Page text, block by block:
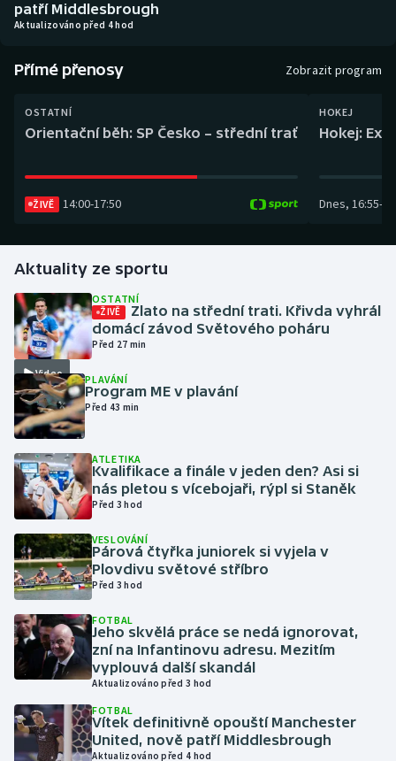
Boby a skeleton
Box
Curling
Golf
Gymnastika
Házená
Jezdectví
Judo
Krasobruslení
Lyže a snowboard
Moderní pětiboj
Motorsport
Parasport
AZ kvíz
patří Middlesbrough
Aktualizováno před 4 hod
Přímé přenosy Zobrazit program
OSTATNÍ
Orientační běh: SP Česko – střední trať
ŽIVĚ 14:00-17:50
HOKEJ
Hokej:
Dnes, 16:55-
Aktuality ze sportu
Video
OSTATNÍ
ŽIVĚ
Zlato na střední trati. Křivda vyhrál
domácí závod Světového poháru
Před 27 min
PLAVÁNÍ
Program ME v plavání
Před 43 min
ATLETIKA
Kvalifikace a finále v jeden den? Asi si
nás pletou s vícebojaři, rýpl si Staněk
Před 3 hod
VESLOVÁNÍ
Párová čtyřka juniorek si vyjela v
Plovdivu světové stříbro
Před 3 hod
FOTBAL
Jeho skvělá práce se nedá ignorovat,
zní na Infantinovu adresu. Mezitím
vyplouvá další skandál
Aktualizováno před 3 hod
FOTBAL
Vítek definitivně opouští Manchester
United, nově patří Middlesbrough
Aktualizováno před 4 hod